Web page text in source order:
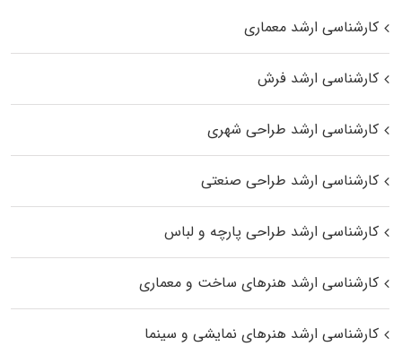
کارشناسی ارشد معماری
کارشناسی ارشد فرش
کارشناسی ارشد طراحی شهری
کارشناسی ارشد طراحی صنعتی
کارشناسی ارشد طراحی پارچه و لباس
کارشناسی ارشد هنرهای ساخت و معماری
کارشناسی ارشد هنرهای نمایشی و سینما